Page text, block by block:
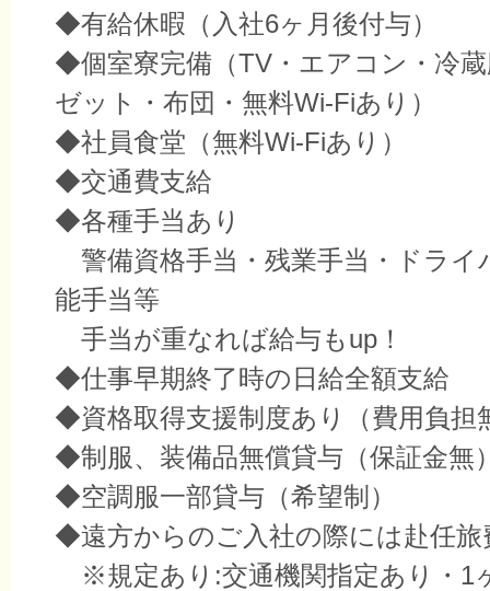
◆有給休暇（入社6ヶ月後付与）
◆個室寮完備（TV・エアコン・冷
ゼット・布団・無料Wi-Fiあり）
◆社員食堂（無料Wi-Fiあり）
◆交通費支給
◆各種手当あり
警備資格手当・残業手当・ドライ
能手当等
手当が重なれば給与もup！
◆仕事早期終了時の日給全額支給
◆資格取得支援制度あり（費用負担
◆制服、装備品無償貸与（保証金無
◆空調服一部貸与（希望制）
◆遠方からのご入社の際には赴任旅
※規定あり:交通機関指定あり・1